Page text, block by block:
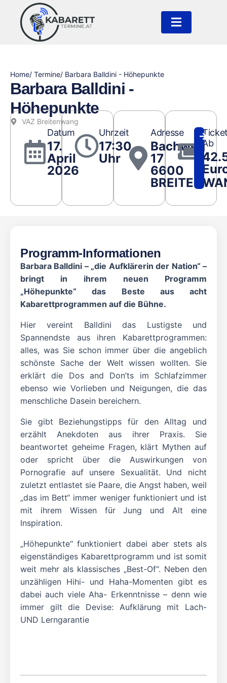
Home/ Termine/ Barbara Balldini - Höhepunkte
Barbara Balldini -
Höhepunkte
VAZ Breitenwang
Datum
17.
April
2026
Uhrzeit
17:30
Uhr
Adresse
Bachweg
17
6600
Ab
Programm-Informationen
Barbara Balldini – „die Aufklärerin der Nation“ –
bringt in ihrem neuen Programm
„Höhepunkte“ das Beste aus acht
Kabarettprogrammen auf die Bühne.
Hier vereint Balldini das Lustigste und
Spannendste aus ihren Kabarettprogrammen:
alles, was Sie schon immer über die angeblich
schönste Sache der Welt wissen wollten. Sie
erklärt die Dos and Don’ts im Schlafzimmer
ebenso wie Vorlieben und Neigungen, die das
menschliche Dasein bereichern.
Sie gibt Beziehungstipps für den Alltag und
erzählt Anekdoten aus ihrer Praxis. Sie
beantwortet geheime Fragen, klärt Mythen auf
oder spricht über die Auswirkungen von
Pornografie auf unsere Sexualität. Und nicht
zuletzt entlastet sie Paare, die Angst haben, weil
„das im Bett“ immer weniger funktioniert und ist
mit ihrem Wissen für Jung und Alt eine
Inspiration.
„Höhepunkte“ funktioniert dabei aber stets als
eigenständiges Kabarettprogramm und ist somit
weit mehr als klassisches „Best-Of“. Neben den
unzähligen Hihi- und Haha-Momenten gibt es
dabei auch viele Aha- Erkenntnisse – denn wie
immer gilt die Devise: Aufklärung mit Lach-
UND Lerngarantie